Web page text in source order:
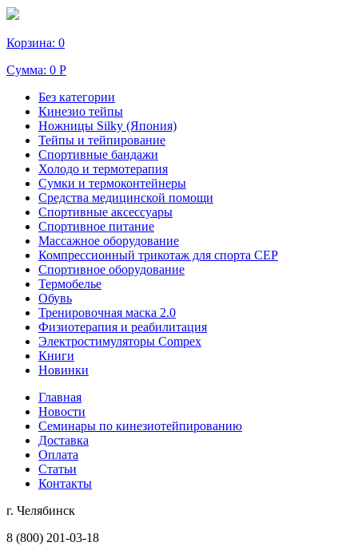
Корзина: 0
Сумма: 0 Р
Без категории
Кинезио тейпы
Ножницы Silky (Япония)
Тейпы и тейпирование
Спортивные бандажи
Холодо и термотерапия
Сумки и термоконтейнеры
Средства медицинской помощи
Спортивные аксессуары
Спортивное питание
Массажное оборудование
Компрессионный трикотаж для спорта СЕР
Спортивное оборудование
Термобелье
Обувь
Тренировочная маска 2.0
Физиотерапия и реабилитация
Электростимуляторы Compex
Книги
Новинки
Главная
Новости
Семинары по кинезиотейпированию
Доставка
Оплата
Статьи
Контакты
г. Челябинск
8 (800) 201-03-18